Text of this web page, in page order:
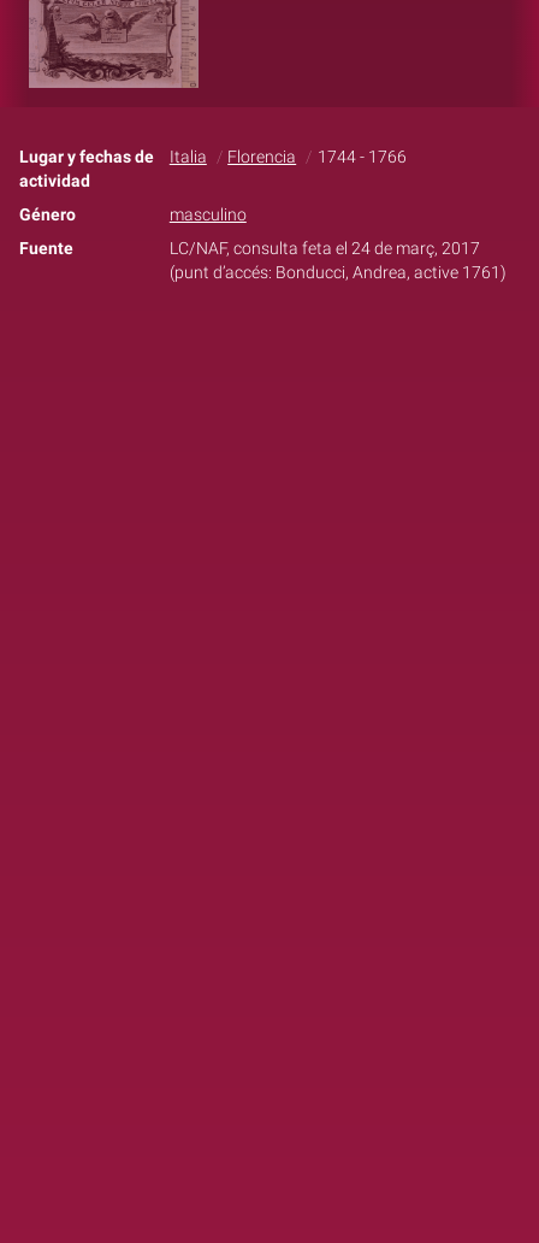
Lugar y fechas de
actividad
Italia Florencia 1744 - 1766
Género
masculino
Fuente
LC/NAF, consulta feta el 24 de març, 2017
(punt d’accés: Bonducci, Andrea, active 1761)